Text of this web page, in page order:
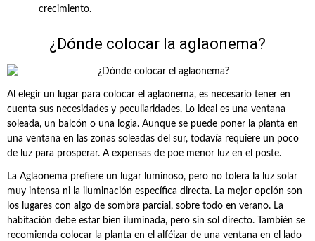
crecimiento.
¿Dónde colocar la aglaonema?
Al elegir un lugar para colocar el aglaonema, es necesario tener en
cuenta sus necesidades y peculiaridades. Lo ideal es una ventana
soleada, un balcón o una logia. Aunque se puede poner la planta en
una ventana en las zonas soleadas del sur, todavía requiere un poco
de luz para prosperar. A expensas de poe menor luz en el poste.
La Aglaonema prefiere un lugar luminoso, pero no tolera la luz solar
muy intensa ni la iluminación específica directa. La mejor opción son
los lugares con algo de sombra parcial, sobre todo en verano. La
habitación debe estar bien iluminada, pero sin sol directo. También se
recomienda colocar la planta en el alféizar de una ventana en el lado